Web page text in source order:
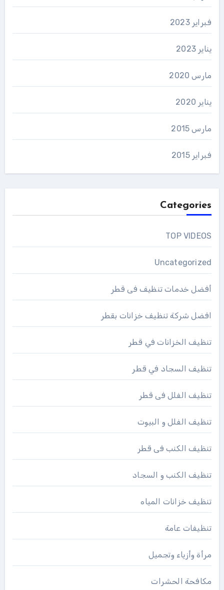
فبراير 2023
يناير 2023
مارس 2020
يناير 2020
مارس 2015
فبراير 2015
Categories
TOP VIDEOS
Uncategorized
أفضل خدمات تنظيف فى قطر
افضل شركة تنظيف خزانات بقطر
تنظيف الخزانات في قطر
تنظيف السجاد في قطر
تنظيف الفلل فى قطر
تنظيف الفلل و البيوت
تنظيف الكنب فى قطر
تنظيف الكنب و السجاد
تنظيف خزانات المياه
تنظيفات عامة
مرأة وأزياء وتجميل
مكافحة الحشرات